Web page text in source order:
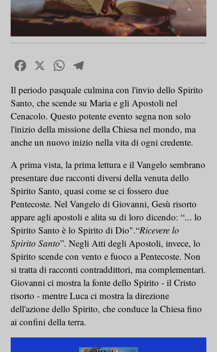
Facebook
X WhatsApp
Il periodo pasquale culmina con l'invio dello Spirito
Santo, che scende su Maria e gli Apostoli nel
Cenacolo. Questo potente evento segna non solo
l'inizio della missione della Chiesa nel mondo, ma
anche un nuovo inizio nella vita di ogni credente.
A prima vista, la prima lettura e il Vangelo sembrano
presentare due racconti diversi della venuta dello
Spirito Santo, quasi come se ci fossero due
Pentecoste. Nel Vangelo di Giovanni, Gesù risorto
appare agli apostoli e alita su di loro dicendo: “... lo
Spirito Santo è lo Spirito di Dio".“Ricevere lo
Spirito Santo”. Negli Atti degli Apostoli, invece, lo
Spirito scende con vento e fuoco a Pentecoste. Non
si tratta di racconti contraddittori, ma complementari.
Giovanni ci mostra la fonte dello Spirito - il Cristo
risorto - mentre Luca ci mostra la direzione
dell'azione dello Spirito, che conduce la Chiesa fino
ai confini della terra.